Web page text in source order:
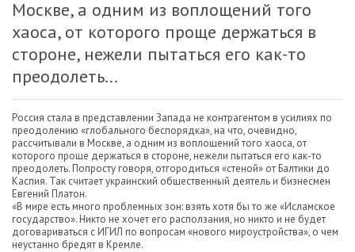
Москве, а одним из воплощений того
хаоса, от которого проще держаться в
стороне, нежели пытаться его как-то
преодолеть...
Россия стала в представлении Запада не контрагентом в усилиях по
преодолению «глобального беспорядка», на что, очевидно,
рассчитывали в Москве, а одним из воплощений того хаоса, от
которого проще держаться в стороне, нежели пытаться его как-то
преодолеть. Попросту говоря, отгородиться «стеной» от Балтики до
Каспия. Так считает украинский общественный деятель и бизнесмен
Евгений Платон.
«В мире есть много проблемных зон: взять хотя бы то же «Исламское
государство». Никто не хочет его расползания, но никто и не будет
договариваться с ИГИЛ по вопросам «нового мироустройства», о чем
неустанно бредят в Кремле.